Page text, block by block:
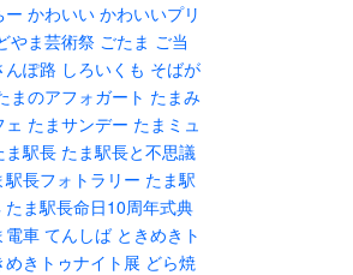
ー かわいい かわいいプリ
やま芸術祭 ごたま ご当
んぽ路 しろいくも そばが
まのアフォガート たまみ
ェ たまサンデー たまミュ
ま駅長 たま駅長と不思議
駅長フォトラリー たま駅
たま駅長命日10周年式典
電車 てんしば ときめきト
めきトゥナイト展 どら焼